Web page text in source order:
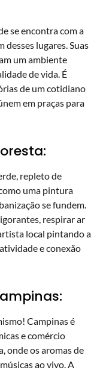
se encontra com a
lugares. Suas
um ambiente
de vida. É
de um cotidiano
em praças para
repleto de
uma pintura
se fundem.
respirar ar
local pintando a
e conexão
Campinas é
e comércio
onde os aromas de
ao vivo. A